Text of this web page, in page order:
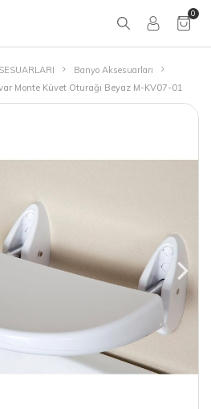
0
Banyo Aksesuarları
Monte Küvet Oturağı Beyaz M-KV07-01